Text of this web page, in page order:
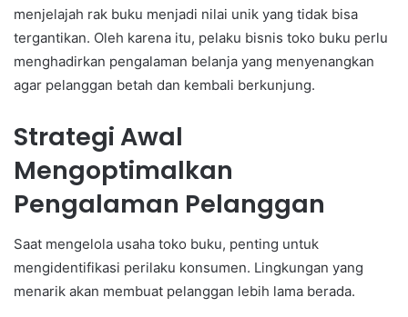
menjelajah rak buku menjadi nilai unik yang tidak bisa
tergantikan. Oleh karena itu, pelaku bisnis toko buku perlu
menghadirkan pengalaman belanja yang menyenangkan
agar pelanggan betah dan kembali berkunjung.
Strategi Awal
Mengoptimalkan
Pengalaman Pelanggan
Saat mengelola usaha toko buku, penting untuk
mengidentifikasi perilaku konsumen. Lingkungan yang
menarik akan membuat pelanggan lebih lama berada.